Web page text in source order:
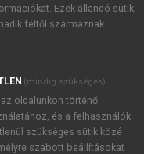
akcióiról.
újdonságairól,
tudomásul
a szotar.netés a
foglaltakat
Ezek állandó sütik,
féltől származnak.
(mindig szükséges)
oldalunkon történő
és a felhasználók
szükséges sütik közé
szabott beállításokat